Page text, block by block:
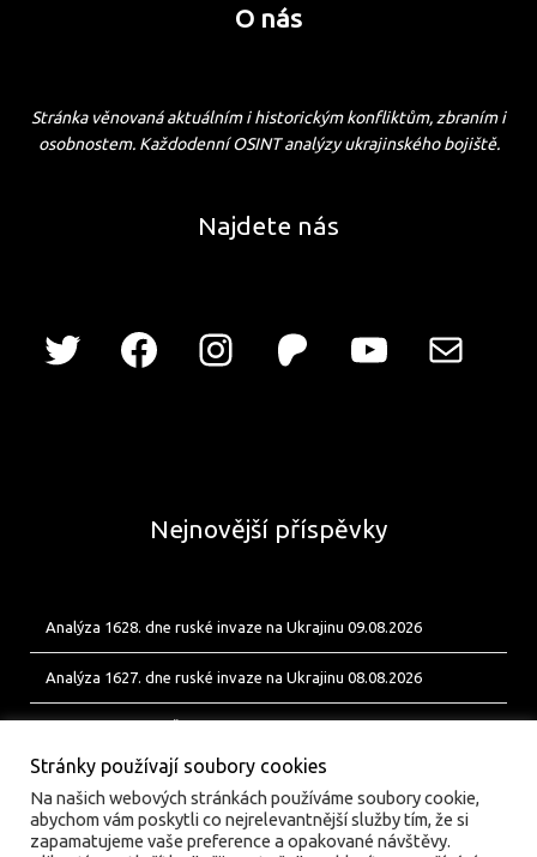
O nás
Stránka věnovaná aktuálním i historickým konfliktům, zbraním i
osobnostem. Každodenní OSINT analýzy ukrajinského bojiště.
Najdete nás
Nejnovější příspěvky
Analýza 1628. dne ruské invaze na Ukrajinu 09.08.2026
Analýza 1627. dne ruské invaze na Ukrajinu 08.08.2026
Stránky používají soubory cookies
Na našich webových stránkách používáme soubory cookie,
abychom vám poskytli co nejrelevantnější služby tím, že si
zapamatujeme vaše preference a opakované návštěvy.